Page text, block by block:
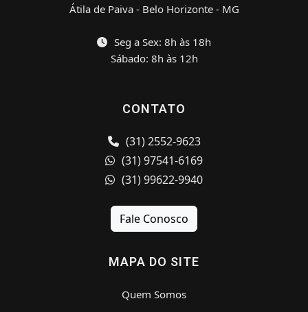
Átila de Paiva - Belo Horizonte - MG
Seg a Sex: 8h às 18h
Sábado: 8h às 12h
CONTATO
(31) 2552-9623
(31) 97541-6169
(31) 99622-9940
Fale Conosco
MAPA DO SITE
Quem Somos